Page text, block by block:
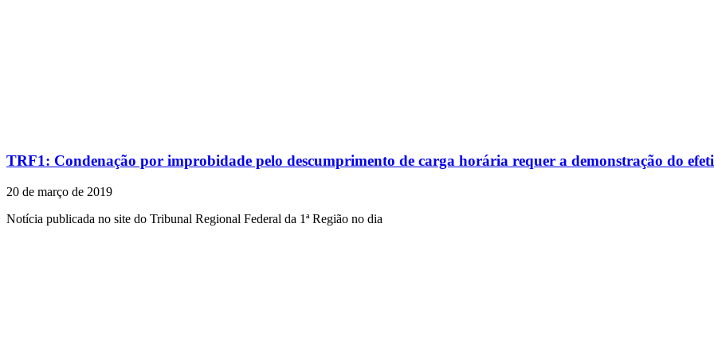
TRF1: Condenação por improbidade pelo descumprimento de carga horária requer a demonstração do
20 de março de 2019
Notícia publicada no site do Tribunal Regional Federal da 1ª Região no dia